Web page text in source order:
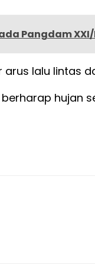
Pangdam XXI/
lalu lintas
hujan